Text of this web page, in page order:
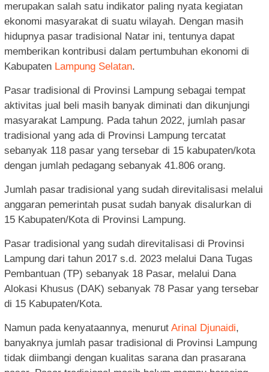
merupakan salah satu indikator paling nyata kegiatan
ekonomi masyarakat di suatu wilayah. Dengan masih
hidupnya pasar tradisional Natar ini, tentunya dapat
memberikan kontribusi dalam pertumbuhan ekonomi di
Kabupaten Lampung Selatan.
Pasar tradisional di Provinsi Lampung sebagai tempat
aktivitas jual beli masih banyak diminati dan dikunjungi
masyarakat Lampung. Pada tahun 2022, jumlah pasar
tradisional yang ada di Provinsi Lampung tercatat
sebanyak 118 pasar yang tersebar di 15 kabupaten/kota
dengan jumlah pedagang sebanyak 41.806 orang.
Jumlah pasar tradisional yang sudah direvitalisasi melalui
anggaran pemerintah pusat sudah banyak disalurkan di
15 Kabupaten/Kota di Provinsi Lampung.
Pasar tradisional yang sudah direvitalisasi di Provinsi
Lampung dari tahun 2017 s.d. 2023 melalui Dana Tugas
Pembantuan (TP) sebanyak 18 Pasar, melalui Dana
Alokasi Khusus (DAK) sebanyak 78 Pasar yang tersebar
di 15 Kabupaten/Kota.
Namun pada kenyataannya, menurut Arinal Djunaidi,
banyaknya jumlah pasar tradisional di Provinsi Lampung
tidak diimbangi dengan kualitas sarana dan prasarana